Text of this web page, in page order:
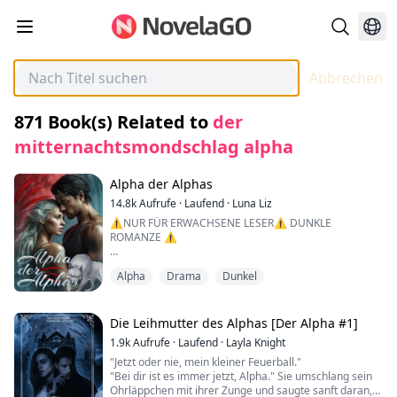
Abbrechen
871 Book(s) Related to der
mitternachtsmondschlag alpha
Alpha der Alphas
14.8kAufrufe · Laufend · Luna Liz
⚠️NUR FÜR ERWACHSENE LESER⚠️ DUNKLE
ROMANZE ⚠️
habe?“ fragt er mich, seine Stimme tief und rau,
genießend. Die Fänge sind ausgefahren, bereit zum
Zubeißen.
„Soll ich sie verschlingen?“ flüstert er in mein Ohr,
während die Spitze seiner heißen Zunge den
Geschmack meiner brennenden Haut kostet. Ich zittere
Alpha Drama Dunkel
Die Leihmutter des Alphas [Der Alpha #1]
1.9kAufrufe · Laufend · Layla Knight
"Jetzt oder nie, mein kleiner Feuerball."
"Bei dir ist es immer jetzt, Alpha." Sie umschlang sein
Ohrläppchen mit ihrer Zunge und saugte sanft daran,